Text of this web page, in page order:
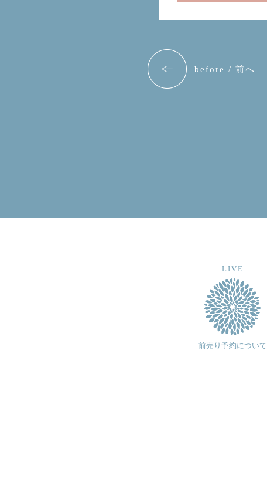
before / 前へ
LIVE
前売り予約について